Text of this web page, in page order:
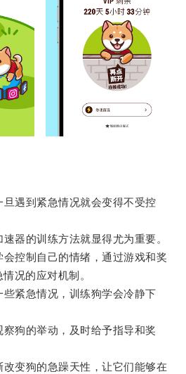
遇到紧急情况就会变得不受控
的训练方法就显得尤为重要。
控制自己的情绪，通过游戏和奖
况的应对机制。
紧急情况，训练狗学会冷静下
狗的举动，及时给予指导和奖
变狗的急躁天性，让它们能够在